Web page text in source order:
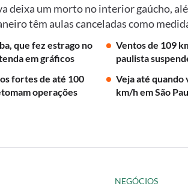
deixa um morto no interior gaúcho,
têm aulas canceladas como
que fez estrago no
em gráficos
Ventos de 109
paulista
fortes de até 100
operações
Veja até
km/h em São
NEGÓCIOS